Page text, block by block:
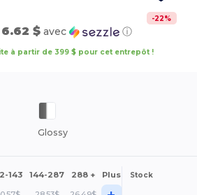
-22%
6.62 $ avec ⓘ
à partir de 399 $ pour cet entrepôt !
Glossy
143 144-287 288 + Plus Stock